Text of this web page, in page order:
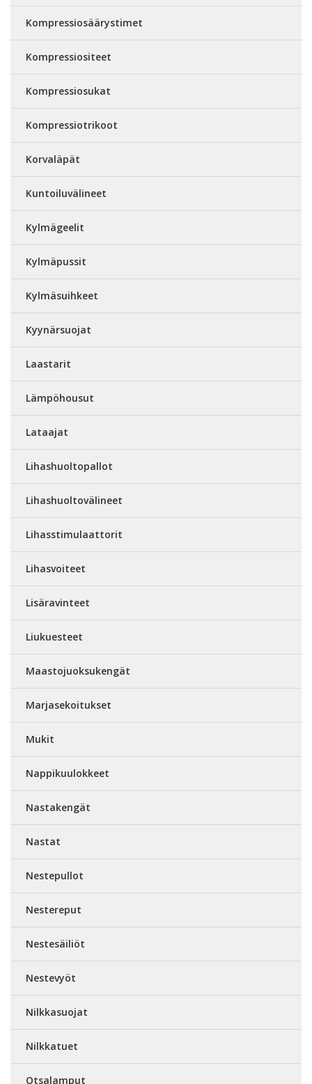
Kompressiosäärystimet
Kompressiositeet
Kompressiosukat
Kompressiotrikoot
Korvaläpät
Kuntoiluvälineet
Kylmägeelit
Kylmäpussit
Kylmäsuihkeet
Kyynärsuojat
Laastarit
Lämpöhousut
Lataajat
Lihashuoltopallot
Lihashuoltovälineet
Lihasstimulaattorit
Lihasvoiteet
Lisäravinteet
Liukuesteet
Maastojuoksukengät
Marjasekoitukset
Mukit
Nappikuulokkeet
Nastakengät
Nastat
Nestepullot
Nestereput
Nestesäiliöt
Nestevyöt
Nilkkasuojat
Nilkkatuet
Otsalamput